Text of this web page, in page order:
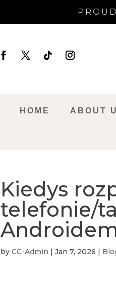
HOME ABOUT
Kiedys
telefonie/
byCC-Admin |Jan 7, 2026